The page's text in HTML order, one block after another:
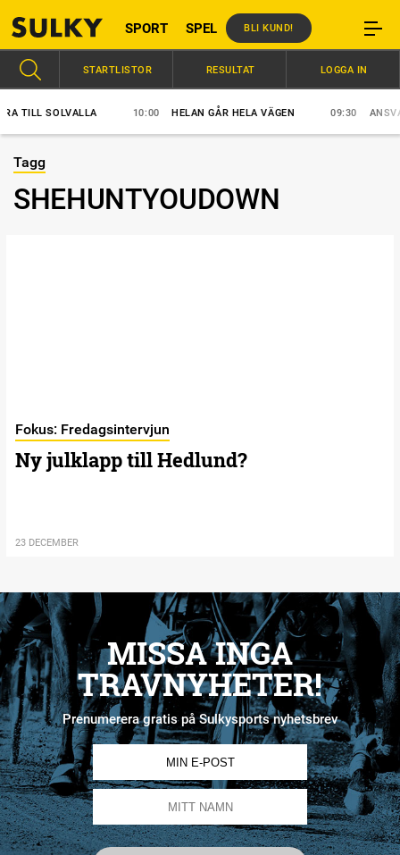
SPORT SPEL BLI KUND!
TILL SOLVALLA 10:00 HELAN GÅR HELA VÄGEN 09:30 ANSVAR
STARTLISTOR RESULTAT LOGGA IN
Tagg
SHEHUNTYOUDOWN
Fokus: Fredagsintervjun
Ny julklapp till Hedlund?
23 DECEMBER
MISSA INGA
TRAVNYHETER!
Prenumerera gratis på Sulkysports nyhetsbrev